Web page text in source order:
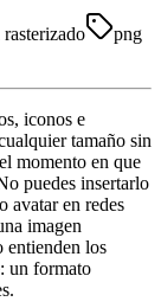
png
iconos e
tamaño sin
momento en que
puedes insertarlo
avatar en redes
imagen
entienden los
: un formato